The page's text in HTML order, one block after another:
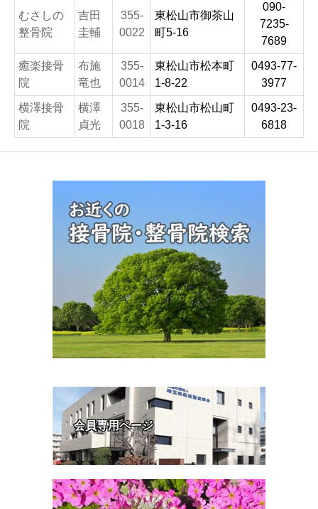
むさしの
整骨院
吉田
圭輔
355-
0022
東松山市御茶山
町5-16
090-
7235-
7689
癒楽接骨
院
布施
竜也
355-
0014
東松山市松本町
1-8-22
0493-77-
3977
横澤接骨
院
横澤
貞光
355-
0018
東松山市松山町
1-3-16
0493-23-
6818
会員専用ページ